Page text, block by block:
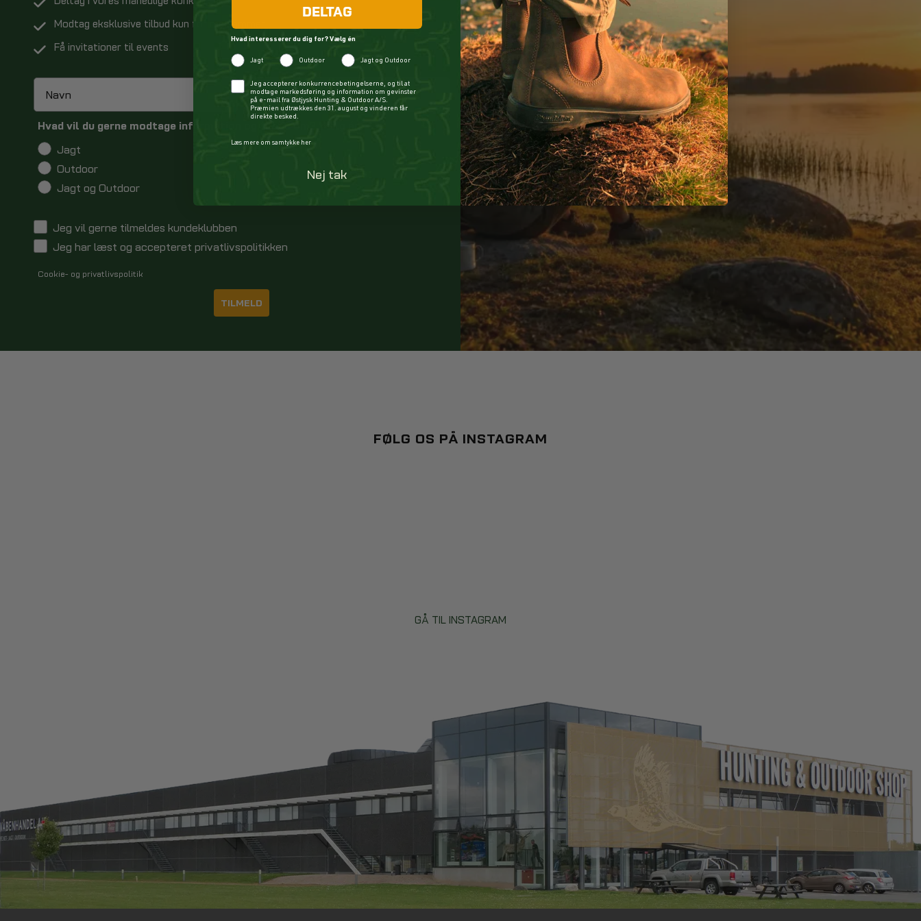
Modtag eksklusive tilbud kun for medlemmer
Få invitationer til events
Hvad vil du gerne modtage information og tilbud om? Vælg én
Jagt
Outdoor
Jagt og Outdoor
Jeg vil gerne tilmeldes kundeklubben
Jeg har læst og accepteret privatlivspolitikken
Cookie- og privatlivspolitik
TILMELD
FØLG OS PÅ INSTAGRAM
GÅ TIL INSTAGRAM
DELTAG
Hvad interesserer du dig for? Vælg én
Jagt Outdoor Jagt og Outdoor
CheckboxJeg accepterer konkurrencebetingelserne, og til at
modtage markedsføring og information om gevinster
på e-mail fra Østjysk Hunting & Outdoor A/S.
Præmien udtrækkes den 31. august og vinderen får
direkte besked.
Læs mere om samtykke her
Nej tak